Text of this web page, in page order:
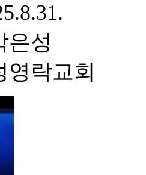
은성
영락교회